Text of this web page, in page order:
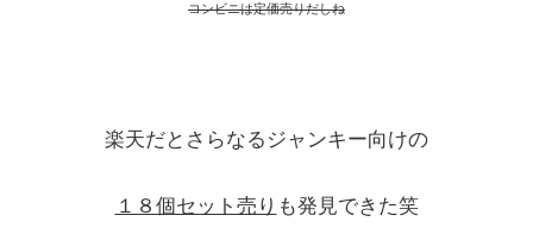
コンビニは定価売りだしね
楽天だとさらなるジャンキー向けの
１８個セット売り も発見できた笑